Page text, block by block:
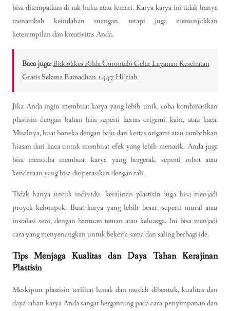
bisa ditempatkan di rak buku atau lemari. Karya-karya ini tidak hanya
menambah keindahan ruangan, tetapi juga menunjukkan
keterampilan dan kreativitas Anda.
Baca juga:Biddokkes Polda Gorontalo Gelar Layanan Kesehatan
Gratis Selama Ramadhan 1447 Hijriah
Jika Anda ingin membuat karya yang lebih unik, coba kombinasikan
plastisin dengan bahan lain seperti kertas origami, kain, atau kaca.
Misalnya, buat boneka dengan baju dari kertas origami atau tambahkan
hiasan dari kaca untuk membuat efek yang lebih menarik. Anda juga
bisa mencoba membuat karya yang bergerak, seperti robot atau
kendaraan yang bisa dioperasikan dengan tali.
Tidak hanya untuk individu, kerajinan plastisin juga bisa menjadi
proyek kelompok. Buat karya yang lebih besar, seperti mural atau
instalasi seni, dengan bantuan teman atau keluarga. Ini bisa menjadi
cara yang menyenangkan untuk bekerja sama dan saling berbagi ide.
Tips Menjaga Kualitas dan Daya Tahan Kerajinan
Plastisin
Meskipun plastisin terlihat lunak dan mudah dibentuk, kualitas dan
daya tahan karya Anda sangat bergantung pada cara penyimpanan dan